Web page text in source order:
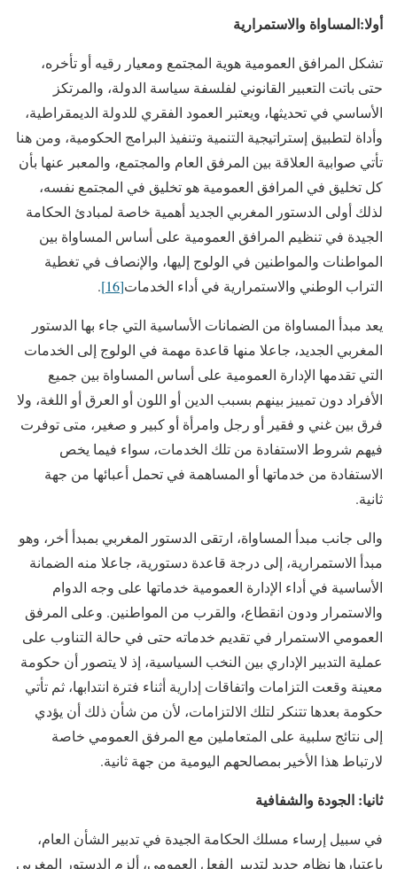
أولا:المساواة والاستمرارية
تشكل المرافق العمومية هوية المجتمع ومعيار رقيه أو تأخره،
حتى باتت التعبير القانوني لفلسفة سياسة الدولة، والمرتكز
الأساسي في تحديثها، ويعتبر العمود الفقري للدولة الديمقراطية،
وأداة لتطبيق إستراتيجية التنمية وتنفيذ البرامج الحكومية، ومن هنا
تأتي صوابية العلاقة بين المرفق العام والمجتمع، والمعبر عنها بأن
كل تخليق في المرافق العمومية هو تخليق في المجتمع نفسه،
لذلك أولى الدستور المغربي الجديد أهمية خاصة لمبادئ الحكامة
الجيدة في تنظيم المرافق العمومية على أساس المساواة بين
المواطنات والمواطنين في الولوج إليها، والإنصاف في تغطية
التراب الوطني والاستمرارية في أداء الخدمات[16]
.
يعد مبدأ المساواة من الضمانات الأساسية التي جاء بها الدستور
المغربي الجديد، جاعلا منها قاعدة مهمة في الولوج إلى الخدمات
التي تقدمها الإدارة العمومية على أساس المساواة بين جميع
الأفراد دون تمييز بينهم بسبب الدين أو اللون أو العرق أو اللغة، ولا
فرق بين غني و فقير أو رجل وامرأة أو كبير و صغير، متى توفرت
فيهم شروط الاستفادة من تلك الخدمات، سواء فيما يخص
الاستفادة من خدماتها أو المساهمة في تحمل أعبائها من جهة
ثانية.
والى جانب مبدأ المساواة، ارتقى الدستور المغربي بمبدأ أخر، وهو
مبدأ الاستمرارية، إلى درجة قاعدة دستورية، جاعلا منه الضمانة
الأساسية في أداء الإدارة العمومية خدماتها على وجه الدوام
والاستمرار ودون انقطاع، والقرب من المواطنين. وعلى المرفق
العمومي الاستمرار في تقديم خدماته حتى في حالة التناوب على
عملية التدبير الإداري بين النخب السياسية، إذ لا يتصور أن حكومة
معينة وقعت التزامات واتفاقات إدارية أثناء فترة انتدابها، ثم تأتي
حكومة بعدها تتنكر لتلك الالتزامات، لأن من شأن ذلك أن يؤدي
إلى نتائج سلبية على المتعاملين مع المرفق العمومي خاصة
لارتباط هذا الأخير بمصالحهم اليومية من جهة ثانية.
ثانيا: الجودة والشفافية
في سبيل إرساء مسلك الحكامة الجيدة في تدبير الشأن العام،
باعتبارها نظام جديد لتدبير الفعل العمومي، ألزم الدستور المغربي